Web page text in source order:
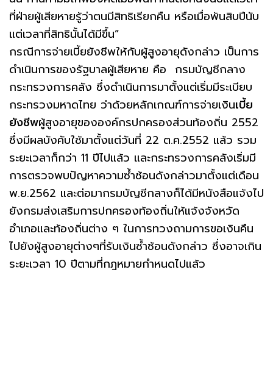
ที่ฝ่ายผู้เสียหายรู้ว่าตนมีสิทธิเรียกคืน หรือเมื่อพ้นสิบปีนับ
แต่เวลาที่สิทธินั้นได้มีขึ้น”
กรณีการจ่ายเบี้ยยังชีพให้กับผู้สูงอายุดังกล่าว เป็นการ
ดำเนินการของรัฐบาลผู้เสียหาย คือ กรมบัญชีกลาง
กระทรวงการคลัง ซึ่งดำเนินการมาตั้งแต่เริ่มมีระเบียบ
กระทรวงมหาดไทย ว่าด้วยหลักเกณฑ์การจ่ายเงินเบี้ย
ยังชีพผู้สูงอายุขององค์กรปกครองส่วนท้องถิ่น 2552
ซึ่งมีผลบังคับใช้มาตั้งแต่วันที่ 22 ต.ค.2552 แล้ว รวม
ระยะเวลาก็กว่า 11 ปีไปแล้ว และกระทรวงการคลังเริ่มมี
การตรวจพบปัญหาความซ้ำซ้อนดังกล่าวมาตั้งแต่เดือน
พ.ย.2562 และต่อมากรมบัญชีกลางก็ได้มีหนังสือแจ้งไป
ยังกรมส่งเสริมการปกครองท้องถิ่นให้แจ้งจังหวัด
อำเภอและท้องถิ่นต่าง ๆ ในการทวงถามการขอเงินคืน
ไปยังผู้สูงอายุต่างๆที่รับเงินซ้ำซ้อนดังกล่าว ซึ่งอาจเกิน
ระยะเวลา 10 ปีตามที่กฎหมายกำหนดไปแล้ว